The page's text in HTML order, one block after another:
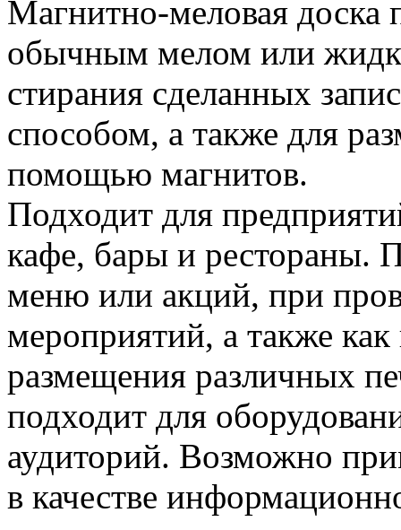
Магнитно-меловая доска
обычным мелом или
стирания сделанных
способом, а также для
помощью магнитов.
Подходит для
кафе, бары и рестораны.
меню или акций, при
мероприятий, а также
размещения различных
подходит для
аудиторий. Возможно
в качестве